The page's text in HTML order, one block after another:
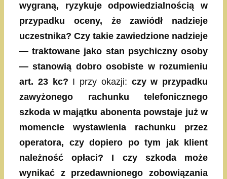
wygraną, ryzykuje odpowiedzialnością w
przypadku oceny, że zawiódł nadzieje
uczestnika? Czy takie zawiedzione nadzieje
— traktowane jako stan psychiczny osoby
— stanowią dobro osobiste w rozumieniu
art. 23 kc? I przy okazji: czy w przypadku
zawyżonego rachunku telefonicznego
szkoda w majątku abonenta powstaje już w
momencie wystawienia rachunku przez
operatora, czy dopiero po tym jak klient
należność opłaci? I czy szkoda może
wynikać z przedawnionego zobowiązania